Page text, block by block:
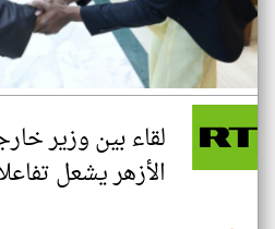
لقاء بين وزير
الأزهر يشعل